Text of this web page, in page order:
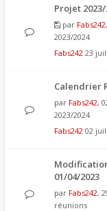
Projet 2023/
par Fabs242
2023/2024
Fabs242 23
Calendrier
par Fabs242,
2023/2024
Fabs242 02
01/04/2023
par Fabs242,
réunions